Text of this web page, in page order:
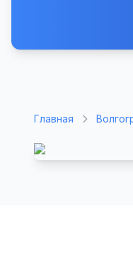
Главная